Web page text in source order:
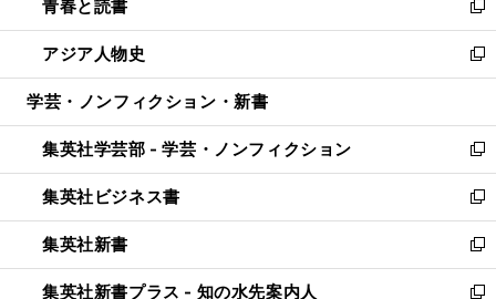
で
開
く
ド
ウ
で
開
ィ
ン
ド
ウ
開
く
い
ウ
ィ
ン
ウ
で
開
く
青春と読書
新
し
い
ウ
ン
ド
ウ
で
開
く
アジア人物史
新
し
ウ
ィ
ン
ド
ウ
で
開
く
学芸・ノンフィクション・新書
集英社学芸部 - 学芸・ノンフィクション
新
し
い
ウ
ィ
ン
ド
集英社ビジネス書
新
し
い
ウ
ィ
集英社新書
新
し
集英社新書プラス - 知の水先案内人